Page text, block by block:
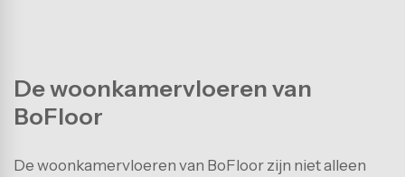
De woonkamervloeren van
BoFloor
De woonkamervloeren van BoFloor zijn niet alleen